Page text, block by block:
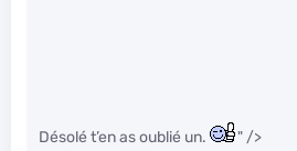
Désolé t’en as oublié un. " />